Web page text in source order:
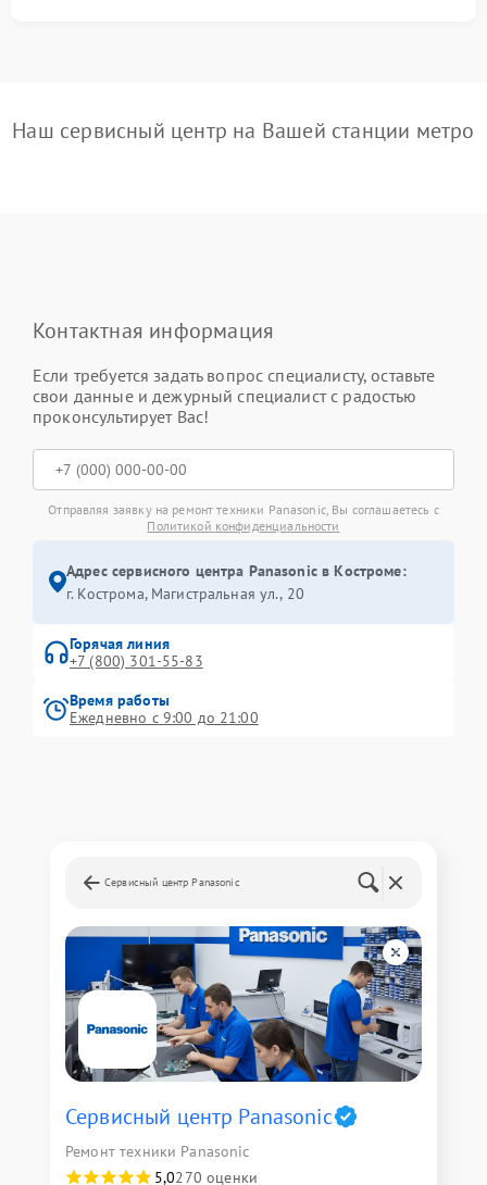
Наш сервисный центр на Вашей станции метро
Контактная информация
Если требуется задать вопрос специалисту, оставьте
свои данные и дежурный специалист с радостью
проконсультирует Вас!
Отправляя заявку на ремонт техники Panasonic, Вы соглашаетесь с
Политикой конфиденциальности
Адрес сервисного центра Panasonic в Костроме:
г. Кострома, Магистральная ул., 20
Горячая линия
+7 (800) 301-55-83
Время работы
Ежедневно с 9:00 до 21:00
Сервисный центр Panasonic
Сервисный центр Panasonic
Ремонт техники Panasonic
5,0270 оценки